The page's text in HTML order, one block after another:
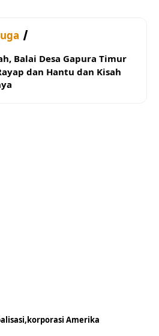
Balai Desa Gapura Timur
dan Hantu dan Kisah
korporasi Amerika